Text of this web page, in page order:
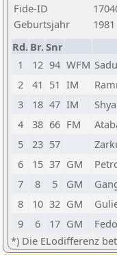
Fide-ID
Geburtsjahr
1981
Rd. Br.Snr
1
12 94 WFM
2
41 51 IM
3
18 47 IM
4
38 66 FM
5
23 57
6
15 37 GM
7
8 5 GM
8
10 32 GM
9
6 17 GM
*) Die ELodifferenz